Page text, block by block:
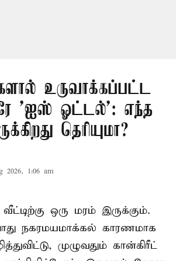
உருவாக்கப்பட்ட
'ஐஸ் ஓட்டல்': எந்த
தெரியுமா?
2026, 1:06 am
ஒரு மரம் இருக்கும்.
நகரமயமாக்கல் காரணமாக
முழுவதும் கான்கிரீட்